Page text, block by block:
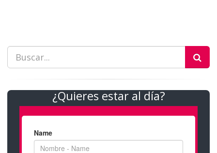
¿Quieres estar al día?